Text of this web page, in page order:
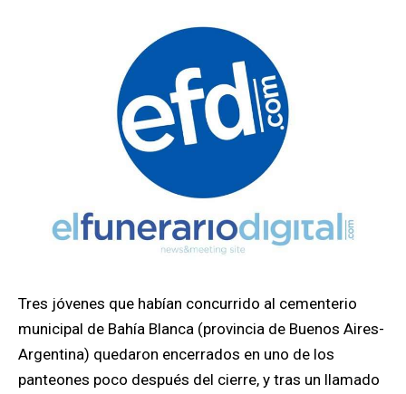
Tres jóvenes que habían concurrido al cementerio
municipal de Bahía Blanca (provincia de Buenos Aires-
Argentina) quedaron encerrados en uno de los
panteones poco después del cierre, y tras un llamado